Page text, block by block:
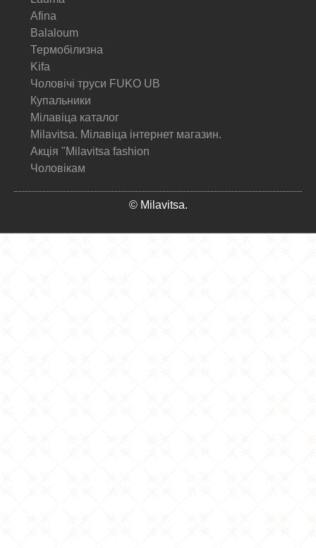
Afina
Balaloum
Термобілизна
Kifa
Чоловічі труси FUKO UB
Купальники
Мілавіца каталог
Milavitsa. Мілавіца інтернет магазин.
Акція "Milavitsa fashion
Чоловікам
© Milavitsa.